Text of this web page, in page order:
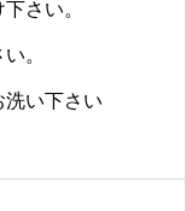
さい。
。
洗い下さい